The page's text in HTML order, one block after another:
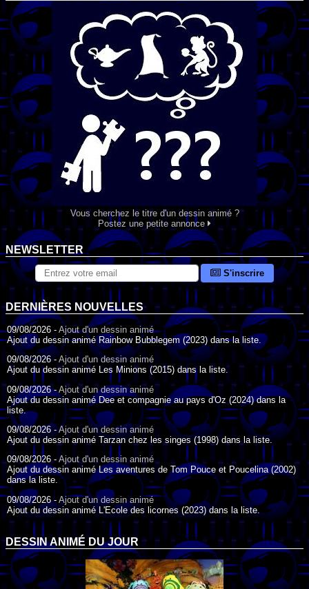
Vous cherchez le titre d'un dessin animé ?
Postez une petite annonce
NEWSLETTER
S'inscrire
DERNIÈRES NOUVELLES
09/08/2026 - Ajout d'un dessin animé
Ajout du dessin animé Rainbow Bubblegem (2023) dans la liste.
09/08/2026 -Ajout d'un dessin animé
Ajout du dessin animé Les Minions (2015) dans la liste.
09/08/2026 -Ajout d'un dessin animé
Ajout du dessin animé Dee et compagnie au pays d'Oz (2024) dans la
liste.
09/08/2026 -Ajout d'un dessin animé
Ajout du dessin animé Tarzan chez les singes (1998) dans la liste.
09/08/2026 -Ajout d'un dessin animé
Ajout du dessin animé Les aventures de Tom Pouce et Poucelina (2002)
dans la liste.
09/08/2026 - Ajout d'un dessin animé
Ajout du dessin animé L'Ecole des licornes (2023) dans la liste.
09/08/2026 -
Ajout d'un dessin animé
Ajout du dessin animé Wonder Choux ! (2006) dans la liste.
09/08/2026 - Ajout d'un dessin animé
Ajout du dessin animé Anna et ses amis (2022) dans la liste.
DESSIN ANIMÉ DU JOUR